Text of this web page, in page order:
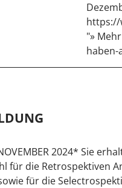
https://
"»
haben-
2024* Sie
für die Retrospektiven
für die